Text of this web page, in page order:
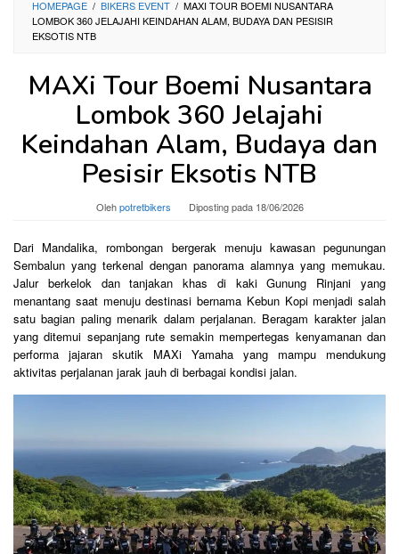
HOMEPAGE / BIKERS EVENT / MAXI TOUR BOEMI NUSANTARA
LOMBOK 360 JELAJAHI KEINDAHAN ALAM, BUDAYA DAN PESISIR
EKSOTIS NTB
MAXi Tour Boemi Nusantara
Lombok 360 Jelajahi
Keindahan Alam, Budaya dan
Pesisir Eksotis NTB
Olehpotretbikers Diposting pada 18/06/2026
Dari Mandalika, rombongan bergerak menuju kawasan pegunungan
Sembalun yang terkenal dengan panorama alamnya yang memukau.
Jalur berkelok dan tanjakan khas di kaki Gunung Rinjani yang
menantang saat menuju destinasi bernama Kebun Kopi menjadi salah
satu bagian paling menarik dalam perjalanan. Beragam karakter jalan
yang ditemui sepanjang rute semakin mempertegas kenyamanan dan
performa jajaran skutik MAXi Yamaha yang mampu mendukung
aktivitas perjalanan jarak jauh di berbagai kondisi jalan.